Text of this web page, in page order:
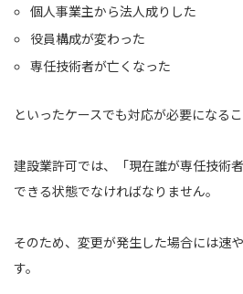
個人事業主から法人成りした
役員構成が変わった
専任技術者が亡くなった
といったケースでも対応が必要になるこ
建設業許可では、「現在誰が専任技術
できる状態でなければなりません。
そのため、変更が発生した場合には速
す。